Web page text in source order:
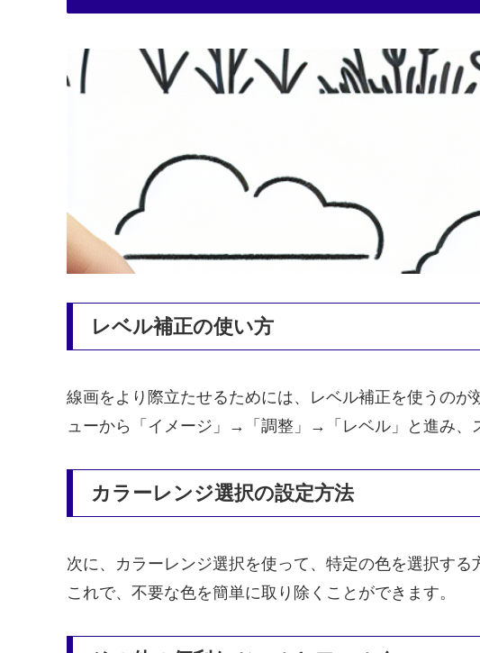
レベル補正の使い方
線画をより際立たせるためには、レベル補正を使うの
ューから「イメージ」→「調整」→「レベル」と進み、
カラーレンジ選択の設定方法
次に、カラーレンジ選択を使って、特定の色を選択す
これで、不要な色を簡単に取り除くことができます。